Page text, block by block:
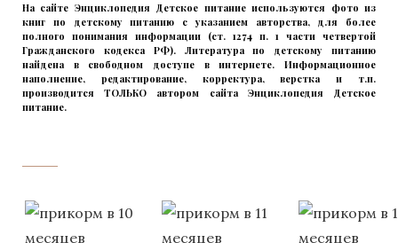
На сайте Энциклопедия Детское питание используются фото из
книг по детскому питанию с указанием авторства, для более
полного понимания информации (ст. 1274 п. 1 части четвертой
Гражданского кодекса РФ). Литература по детскому питанию
найдена в свободном доступе в интернете. Информационное
наполнение, редактирование, корректура, верстка и т.п.
производится ТОЛЬКО автором сайта Энциклопедия Детское
питание.